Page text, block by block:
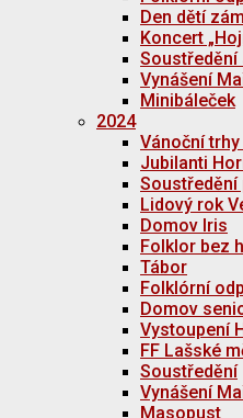
Den dětí
Koncert
Soustředění
Vynášení
Minibáleček
2024
Vánoční
Jubilanti
Soustředění
Lidový rok
Domov Iris
Folklor bez
Tábor
Folklórní
Domov
Vystoupení
FF Lašské
Soustředění
Vynášení
Masopust